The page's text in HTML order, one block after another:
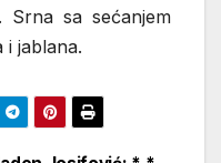
Srna sa sećanjem
i jablana.